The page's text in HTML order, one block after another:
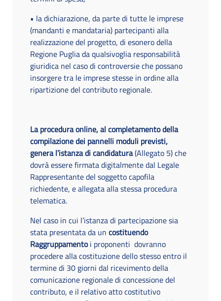
• la dichiarazione, da parte di tutte le imprese
(mandanti e mandataria) partecipanti alla
realizzazione del progetto, di esonero della
Regione Puglia da qualsivoglia responsabilità
giuridica nel caso di controversie che possano
insorgere tra le imprese stesse in ordine alla
ripartizione del contributo regionale.
La procedura online, al completamento della
compilazione dei pannelli moduli previsti,
genera l’istanza di candidatura(Allegato 5) che
dovrà essere firmata digitalmente dal Legale
Rappresentante del soggetto capofila
richiedente, e allegata alla stessa procedura
telematica.
Nel caso in cui l’istanza di partecipazione sia
stata presentata da un costituendo
Raggruppamentoi proponenti dovranno
procedere alla costituzione dello stesso entro il
termine di 30 giorni dal ricevimento della
comunicazione regionale di concessione del
contributo, e il relativo atto costitutivo